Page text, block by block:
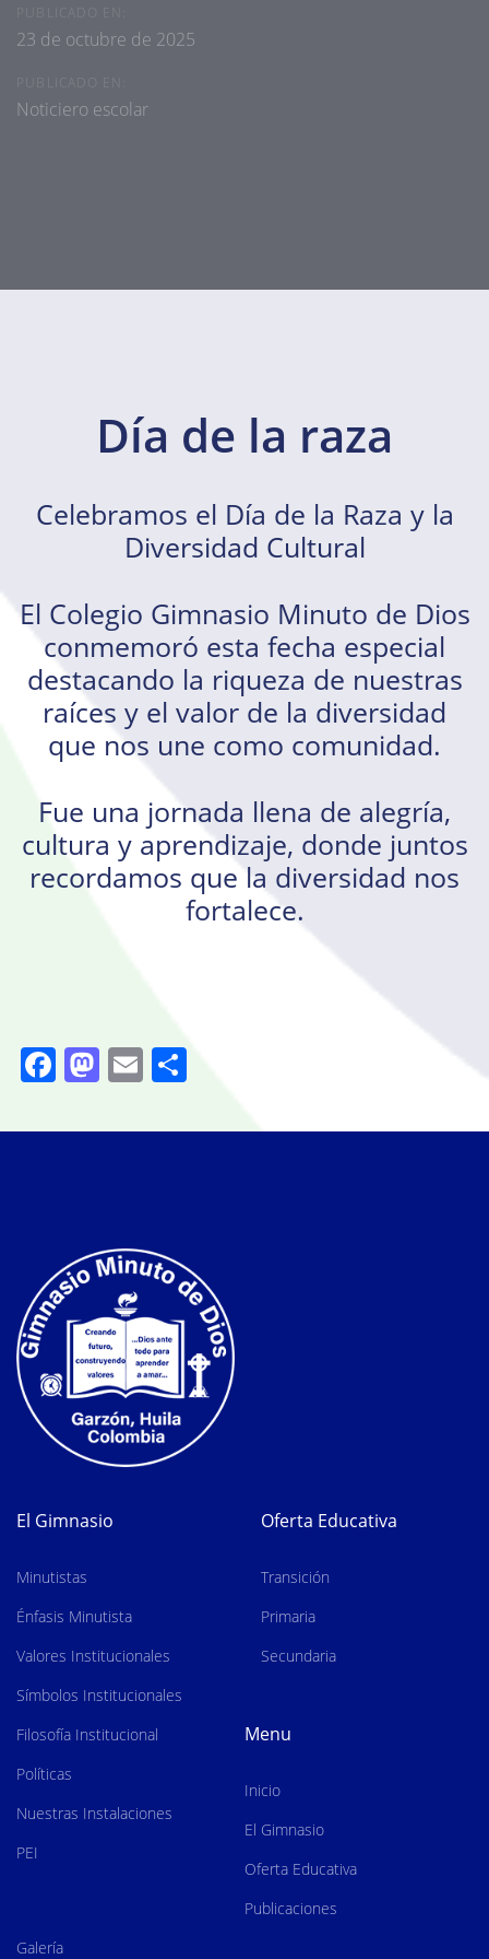
23 de octubre de 2025
Noticiero escolar
Día de la raza
Celebramos el Día de la Raza y la
Diversidad Cultural
El Colegio Gimnasio Minuto de Dios
conmemoró esta fecha especial
destacando la riqueza de nuestras
raíces y el valor de la diversidad
que nos une como comunidad.
Fue una jornada llena de alegría,
cultura y aprendizaje, donde juntos
recordamos que la diversidad nos
fortalece.
Facebook
Mastodon
Email
El Gimnasio
Minutistas
Énfasis Minutista
Valores Institucionales
Símbolos Institucionales
Filosofía Institucional
Políticas
Nuestras Instalaciones
PEI
Oferta Educativa
Transición
Primaria
Secundaria
Menu
Inicio
El Gimnasio
Oferta Educativa
Publicaciones
Galería